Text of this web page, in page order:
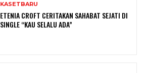
KASETBARU
ETENIA CROFT CERITAKAN SAHABAT SEJATI DI
SINGLE “KAU SELALU ADA”